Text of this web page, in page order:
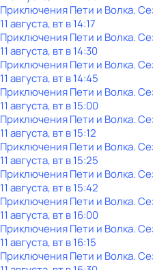
Приключения Пети и Волка.
11 августа, вт в 14:17
Приключения Пети и Волка.
11 августа, вт в 14:30
Приключения Пети и Волка.
11 августа, вт в 14:45
Приключения Пети и Волка.
11 августа, вт в 15:00
Приключения Пети и Волка.
11 августа, вт в 15:12
Приключения Пети и Волка.
11 августа, вт в 15:25
Приключения Пети и Волка.
11 августа, вт в 15:42
Приключения Пети и Волка.
11 августа, вт в 16:00
Приключения Пети и Волка.
11 августа, вт в 16:15
Приключения Пети и Волка.